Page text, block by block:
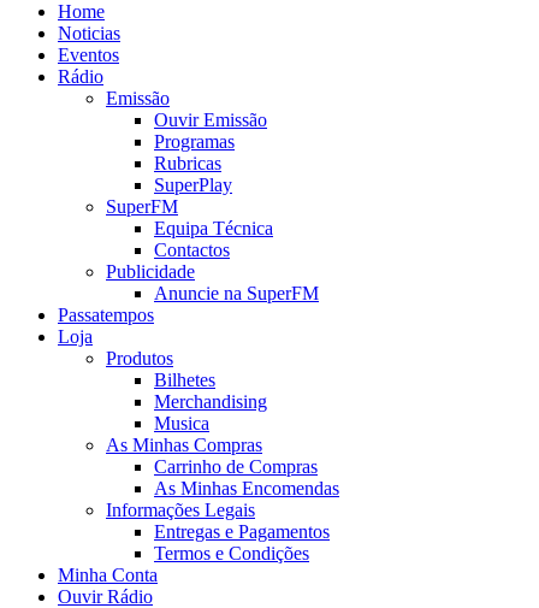
Home
Noticias
Eventos
Rádio
Emissão
Ouvir Emissão
Programas
Rubricas
SuperPlay
SuperFM
Equipa Técnica
Contactos
Publicidade
Anuncie na SuperFM
Passatempos
Loja
Produtos
Bilhetes
Merchandising
Musica
As Minhas Compras
Carrinho de Compras
As Minhas Encomendas
Informações Legais
Entregas e Pagamentos
Termos e Condições
Minha Conta
Ouvir Rádio